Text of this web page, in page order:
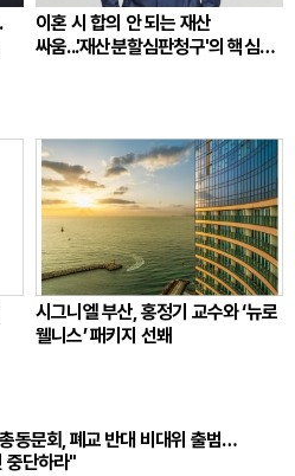
이혼 시 합의 안 되는 재산
싸움...'재산분할심판청구'의 핵심
시그니엘 부산, 홍정기 교수와 ‘뉴로
웰니스’ 패키지 선봬
동문회, 폐교 반대 비대위 출범…
중단하라"